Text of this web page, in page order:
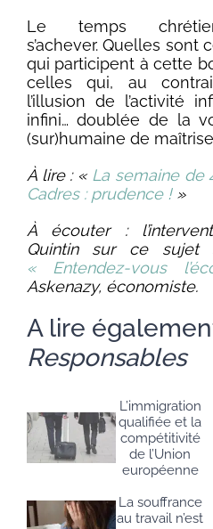
Le temps
s’achever. Quelles sont
qui participent à cette
celles qui, au
l’illusion de l’activité
infini… doublée de la
(sur)humaine de
À lire : « La semaine de
Cadres : prudence !»
À écouter :
Quintin sur ce sujet
« Entendez-vous
Askenazy, économiste.
A lire
Responsables
L’immigration
qualifiée et la
compétitivité
de l’Union
européenne
La souffrance
au travail n’est